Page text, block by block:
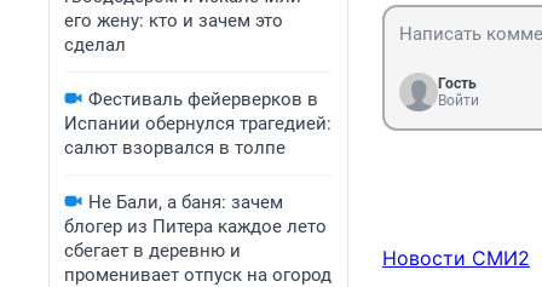
его жену: кто и зачем это
сделал
Фестиваль фейерверков в
Испании обернулся трагедией:
салют взорвался в толпе
Не Бали, а баня: зачем
блогер из Питера каждое лето
сбегает в деревню и
променивает отпуск на огород
Гость
Войти
Новости СМИ2